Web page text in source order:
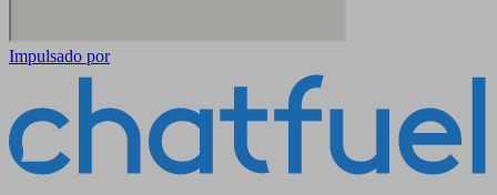
Impulsado por